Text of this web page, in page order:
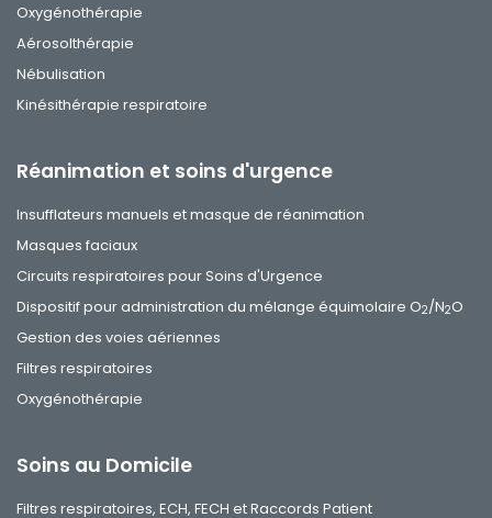
Oxygénothérapie
Aérosolthérapie
Nébulisation
Kinésithérapie respiratoire
Réanimation et soins d'urgence
Insufflateurs manuels et masque de réanimation
Masques faciaux
Circuits respiratoires pour Soins d'Urgence
Dispositif pour administration du mélange équimolaire O2/N2O
Gestion des voies aériennes
Filtres respiratoires
Oxygénothérapie
Soins au Domicile
Filtres respiratoires, ECH, FECH et Raccords Patient